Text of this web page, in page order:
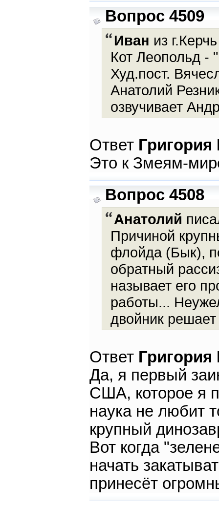
Вопрос 4509
Иван из
Кот Леопольд -
Худ.пост.
Анатолий
озвучивает
Ответ
Это к Змеям-
Вопрос 4508
Анатолий
Причиной
флойда (Бык),
обратный
называет его
работы...
двойник
Ответ
Да, я первый
США, которое я
наука не любит
крупный
Вот когда
начать
принесёт